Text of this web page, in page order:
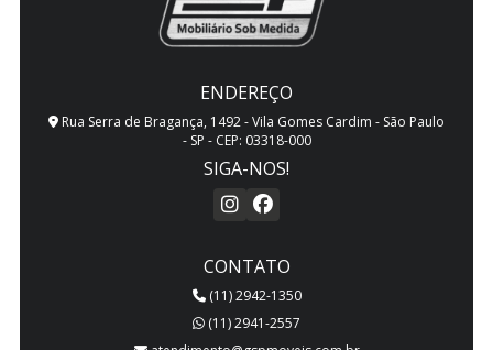
ENDEREÇO
Rua Serra de Bragança, 1492 - Vila Gomes Cardim - São Paulo
- SP - CEP: 03318-000
SIGA-NOS!
CONTATO
(11) 2942-1350
(11) 2941-2557